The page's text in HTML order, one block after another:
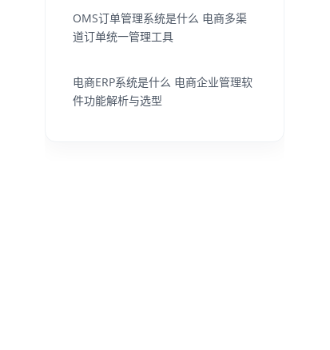
OMS订单管理系统是什么 电商多渠
道订单统一管理工具
电商ERP系统是什么 电商企业管理软
件功能解析与选型